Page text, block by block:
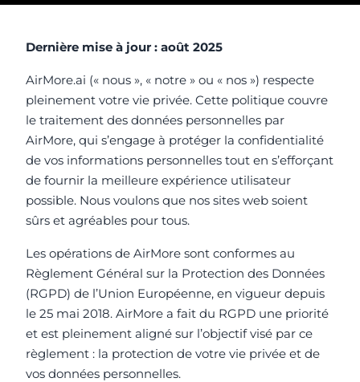
Dernière mise à jour : août 2025
AirMore.ai (« nous », « notre » ou « nos ») respecte
pleinement votre vie privée. Cette politique couvre
le traitement des données personnelles par
AirMore, qui s’engage à protéger la confidentialité
de vos informations personnelles tout en s’efforçant
de fournir la meilleure expérience utilisateur
possible. Nous voulons que nos sites web soient
sûrs et agréables pour tous.
Les opérations de AirMore sont conformes au
Règlement Général sur la Protection des Données
(RGPD) de l’Union Européenne, en vigueur depuis
le 25 mai 2018. AirMore a fait du RGPD une priorité
et est pleinement aligné sur l’objectif visé par ce
règlement : la protection de votre vie privée et de
vos données personnelles.